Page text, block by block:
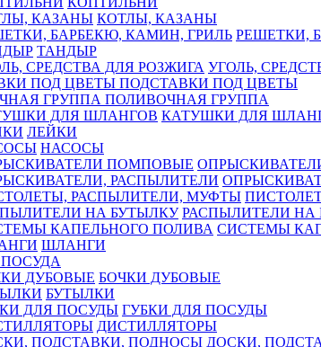
КОТЛЫ, КАЗАНЫ
РЕШЕТКИ,
ТАНДЫР
УГОЛЬ,
ПОДСТАВКИ ПОД ЦВЕТЫ
ПОЛИВОЧНАЯ ГРУППА
КАТУШКИ ДЛЯ
ЛЕЙКИ
НАСОСЫ
РАСПЫЛИТЕЛИ НА
СИСТЕМЫ
ШЛАНГИ
ПОСУДА
БОЧКИ ДУБОВЫЕ
БУТЫЛКИ
ГУБКИ ДЛЯ ПОСУДЫ
ДИСТИЛЛЯТОРЫ
ДОСКИ,